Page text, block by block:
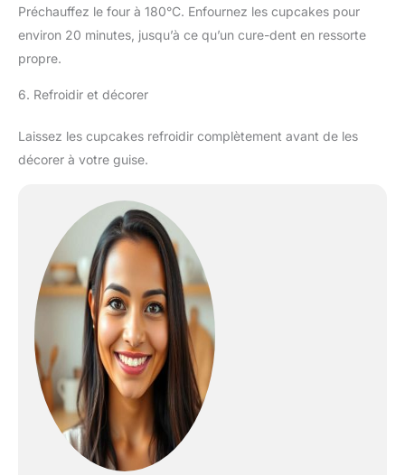
Préchauffez le four à 180°C. Enfournez les cupcakes pour
environ 20 minutes, jusqu’à ce qu’un cure-dent en ressorte
propre.
6. Refroidir et décorer
Laissez les cupcakes refroidir complètement avant de les
décorer à votre guise.